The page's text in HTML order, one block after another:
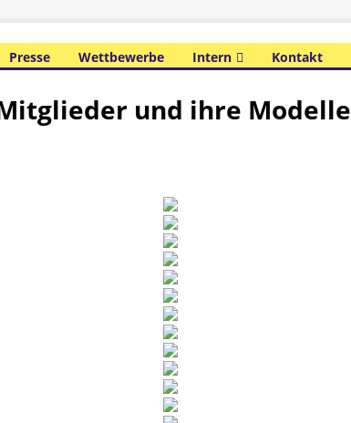
Presse Wettbewerbe Intern Kontakt
und ihre Modelle